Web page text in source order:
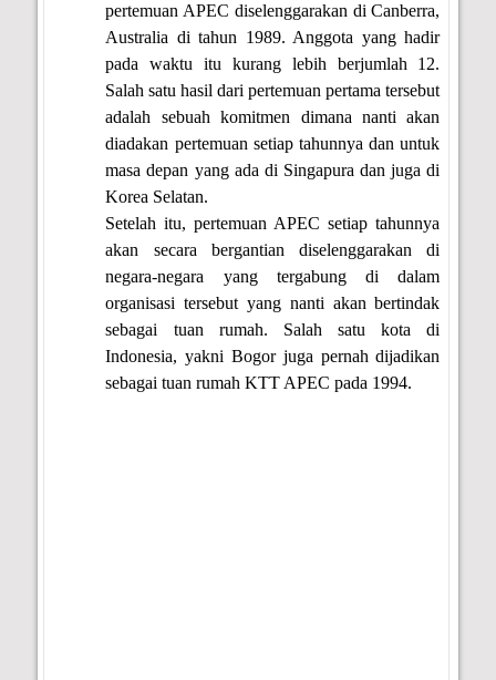
pertemuan APEC diselenggarakan di Canberra,
Australia di tahun 1989. Anggota yang hadir
pada waktu itu kurang lebih berjumlah 12.
Salah satu hasil dari pertemuan pertama tersebut
adalah sebuah komitmen dimana nanti akan
diadakan pertemuan setiap tahunnya dan untuk
masa depan yang ada di Singapura dan juga di
Korea Selatan.
Setelah itu, pertemuan APEC setiap tahunnya
akan secara bergantian diselenggarakan di
negara-negara yang tergabung di dalam
organisasi tersebut yang nanti akan bertindak
sebagai tuan rumah. Salah satu kota di
Indonesia, yakni Bogor juga pernah dijadikan
sebagai tuan rumah KTT APEC pada 1994.